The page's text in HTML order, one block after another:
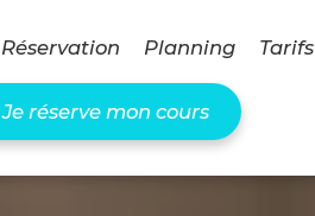
Réservation Planning Tarifs
Je réserve mon cours